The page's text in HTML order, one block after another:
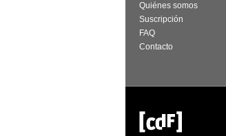
Quiénes somos
Suscripción
FAQ
Contacto